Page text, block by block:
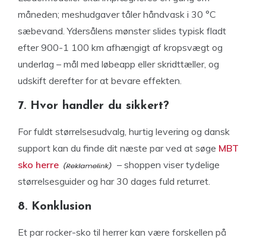
måneden; meshudgaver tåler håndvask i 30 °C
sæbevand. Ydersålens mønster slides typisk fladt
efter 900-1 100 km afhængigt af kropsvægt og
underlag – mål med løbeapp eller skridttæller, og
udskift derefter for at bevare effekten.
7. Hvor handler du sikkert?
For fuldt størrelsesudvalg, hurtig levering og dansk
support kan du finde dit næste par ved at søge MBT
sko herre
– shoppen viser tydelige
størrelsesguider og har 30 dages fuld returret.
8. Konklusion
Et par rocker-sko til herrer kan være forskellen på